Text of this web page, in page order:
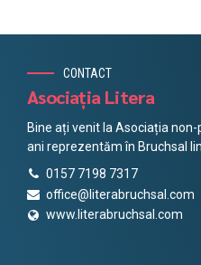
CONTACT
Asociația Litera
Bine ați venit la Asociația
ani reprezentăm în Bruchsal
0157 7198 7317
office@literabruchsal.com
www.literabruchsal.com